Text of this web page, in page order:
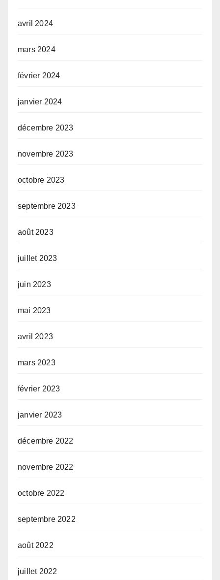
avril 2024
mars 2024
février 2024
janvier 2024
décembre 2023
novembre 2023
octobre 2023
septembre 2023
août 2023
juillet 2023
juin 2023
mai 2023
avril 2023
mars 2023
février 2023
janvier 2023
décembre 2022
novembre 2022
octobre 2022
septembre 2022
août 2022
juillet 2022